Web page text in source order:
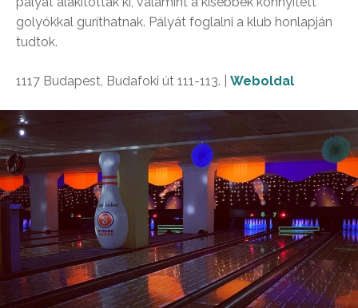
golyókkal guríthatnak. Pályát foglalni a klub honlapján
tudtok.
1117 Budapest, Budafoki út 111-113. | Weboldal